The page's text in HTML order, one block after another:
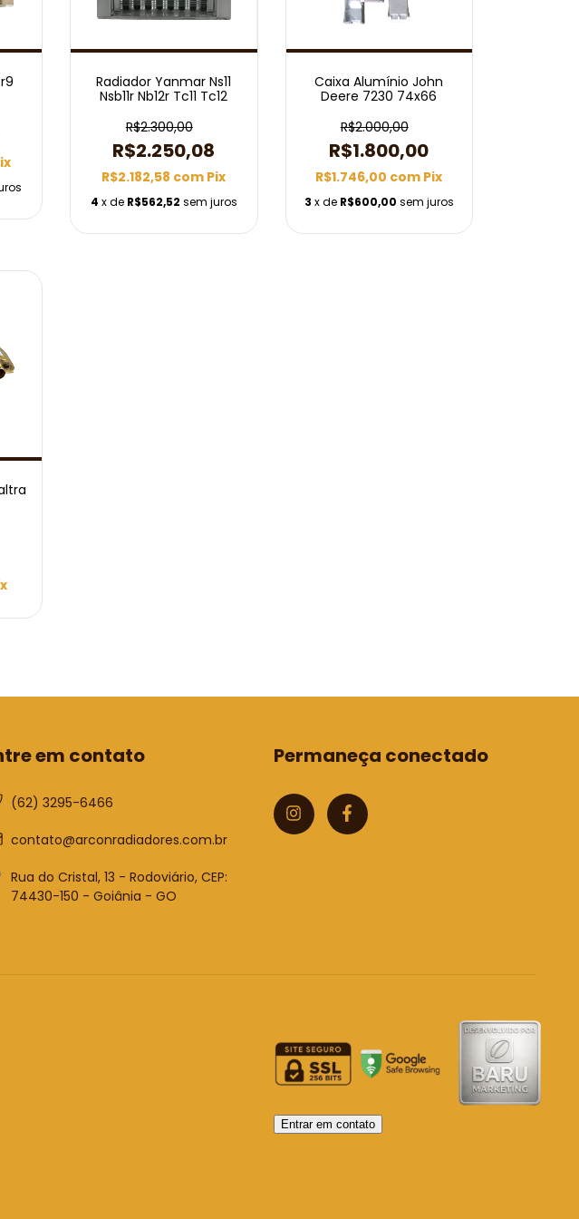
Radiador Yanmar Ns11
Nsb11r Nb12r Tc11 Tc12
R$2.300,00
R$2.250,08
R$2.182,58 com Pix
4 x de R$562,52 sem juros
Caixa Alumínio John
Deere 7230 74x66
R$2.000,00
R$1.800,00
R$1.746,00 com Pix
3 x de R$600,00 sem juros
em contato
(62) 3295-6466
contato@arconradiadores.com.br
Rua do Cristal, 13 - Rodoviário, CEP:
74430-150 - Goiânia - GO
Permaneça conectado
Entrar em contato